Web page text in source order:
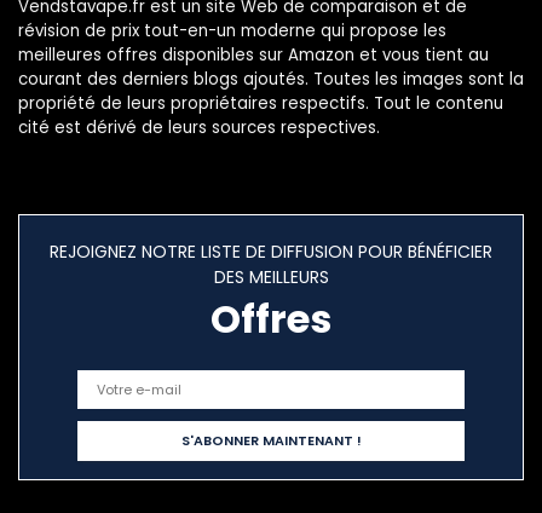
Vendstavape.fr est un site Web de comparaison et de
révision de prix tout-en-un moderne qui propose les
meilleures offres disponibles sur Amazon et vous tient au
courant des derniers blogs ajoutés. Toutes les images sont la
propriété de leurs propriétaires respectifs. Tout le contenu
cité est dérivé de leurs sources respectives.
REJOIGNEZ NOTRE LISTE DE DIFFUSION POUR BÉNÉFICIER
DES MEILLEURS
Offres